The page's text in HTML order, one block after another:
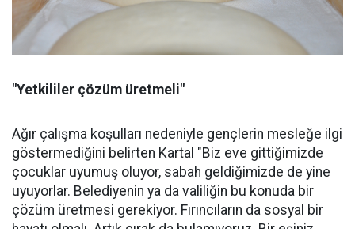
"Yetkililer çözüm üretmeli"
Ağır çalışma koşulları nedeniyle gençlerin mesleğe ilgi
göstermediğini belirten Kartal "Biz eve gittiğimizde
çocuklar uyumuş oluyor, sabah geldiğimizde de yine
uyuyorlar. Belediyenin ya da valiliğin bu konuda bir
çözüm üretmesi gerekiyor. Fırıncıların da sosyal bir